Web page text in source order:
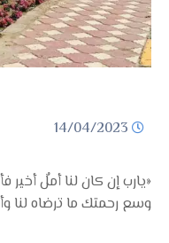
14/04/2023
‏«يارب إن كان لنا أملٌ أخير
وسع رحمتك ما ترضاه لنا